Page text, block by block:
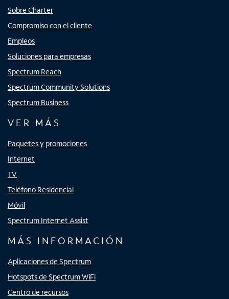
Sobre Charter
Compromiso con el cliente
Empleos
Soluciones para empresas
Spectrum Reach
Spectrum Community Solutions
Spectrum Business
VER MÁS
Paquetes y promociones
Internet
TV
Teléfono Residencial
Móvil
Spectrum Internet Assist
MÁS INFORMACIÓN
Aplicaciones de Spectrum
Hotspots de Spectrum WiFi
Centro de recursos